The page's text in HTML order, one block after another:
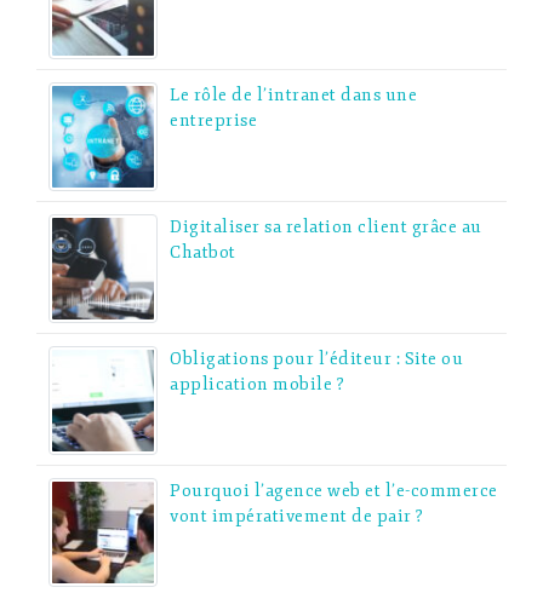
Le rôle de l’intranet dans une
entreprise
Digitaliser sa relation client grâce au
Chatbot
Obligations pour l’éditeur : Site ou
application mobile ?
Pourquoi l’agence web et l’e-commerce
vont impérativement de pair ?